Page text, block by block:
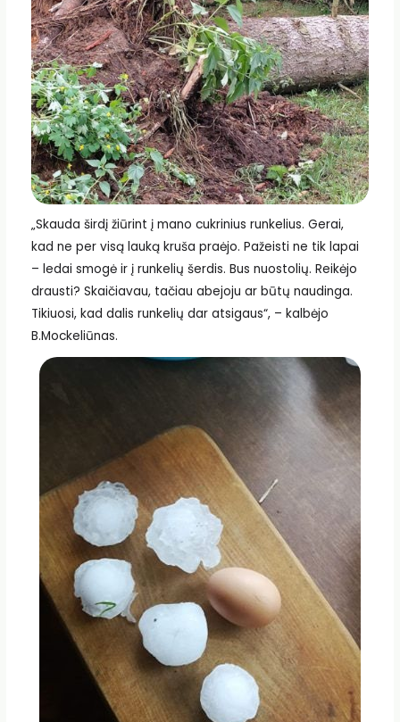
„Skauda širdį žiūrint į mano cukrinius runkelius. Gerai,
kad ne per visą lauką kruša praėjo. Pažeisti ne tik lapai
– ledai smogė ir į runkelių šerdis. Bus nuostolių. Reikėjo
drausti? Skaičiavau, tačiau abejoju ar būtų naudinga.
Tikiuosi, kad dalis runkelių dar atsigaus“, – kalbėjo
B.Mockeliūnas.